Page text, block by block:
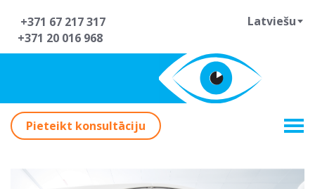
+371 67 217 317
+371 20 016 968
Latviešu
Pieteikt konsultāciju